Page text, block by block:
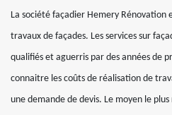
La société façadier Hemery Rénovation
travaux de façades. Les services sur
qualifiés et aguerris par des années de
connaitre les coûts de réalisation de
une demande de devis. Le moyen le